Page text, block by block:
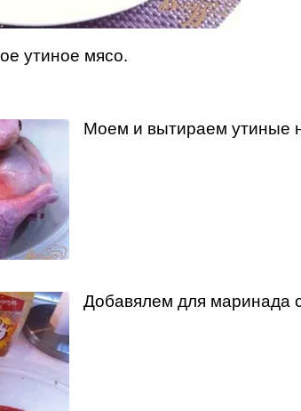
утиное мясо.
Моем и вытираем утиные
Добавялем для маринада